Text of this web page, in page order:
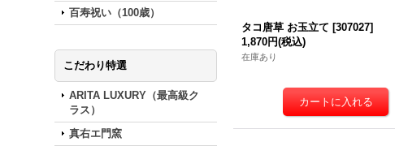
百寿祝い（100歳）
こだわり特選
ARITA LUXURY（最高級ク
ラス）
真右エ門窯
タコ唐草 お玉立て [307027]
1,870円(税込)
在庫あり